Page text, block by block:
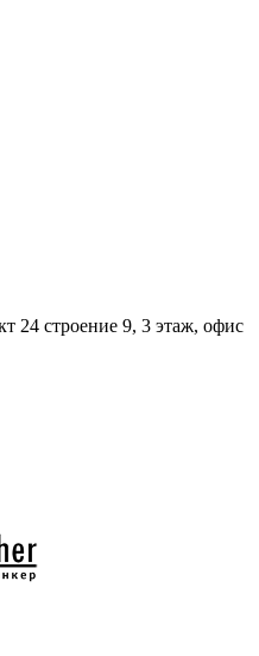
24 строение 9, 3 этаж, офис